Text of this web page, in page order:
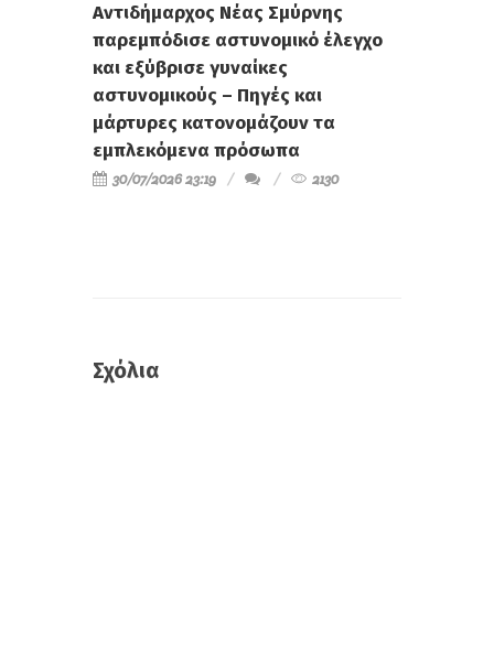
Αντιδήμαρχος Νέας Σμύρνης
παρεμπόδισε αστυνομικό έλεγχο
και εξύβρισε γυναίκες
αστυνομικούς – Πηγές και
μάρτυρες κατονομάζουν τα
εμπλεκόμενα πρόσωπα
30/07/2026 23:19 2130
Σχόλια